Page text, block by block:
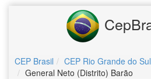
CEP Brasil CEP Rio Grande do Sul
General Neto (Distrito) Barão